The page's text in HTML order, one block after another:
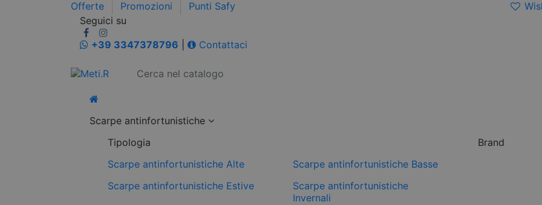
Offerte Promozioni Punti Safy
Seguici su
+39 3347378796
Contattaci
Scarpe antinfortunistiche
Tipologia
Scarpe antinfortunistiche Alte
Scarpe antinfortunistiche Basse
Scarpe antinfortunistiche Estive
Scarpe antinfortunistiche
Invernali
Brand